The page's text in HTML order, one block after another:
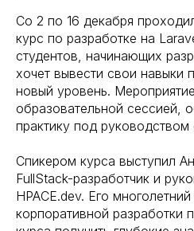
Со 2 по 16 декабря
курс по разработке на
студентов, начинающих
хочет вывести свои навыки
новый уровень.
образовательной сессией,
практику под руководством
Спикером курса выступил
FullStack-разработчик и
HPACE.dev. Его
корпоративной разработки